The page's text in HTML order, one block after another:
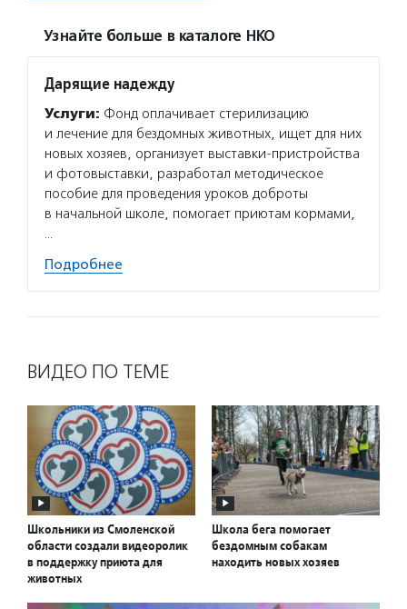
Узнайте больше в каталоге НКО
Дарящие надежду
Услуги: Фонд оплачивает стерилизацию
и лечение для бездомных животных, ищет для них
новых хозяев, организует выставки-пристройства
и фотовыставки, разработал методическое
пособие для проведения уроков доброты
в начальной школе, помогает приютам кормами,
…
Подробнее
ВИДЕО ПО ТЕМЕ
Школьники из Смоленской
области создали видеоролик
в поддержку приюта для
животных
Школа бега помогает
бездомным собакам
находить новых хозяев